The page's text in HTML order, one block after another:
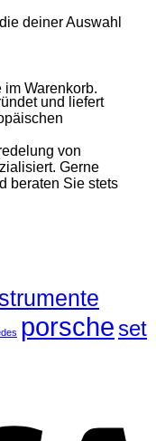
Warenkorb.
deiner Auswahl
und liefert
von
Gerne
beraten Sie stets
porsche set